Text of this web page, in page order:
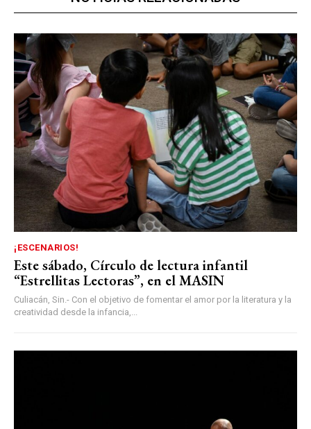
¡ESCENARIOS!
Este sábado, Círculo de lectura infantil
“Estrellitas Lectoras”, en el MASIN
Culiacán, Sin.- Con el objetivo de fomentar el amor por la literatura y la
creatividad desde la infancia,...